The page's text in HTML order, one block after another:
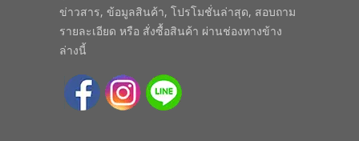
ข่าวสาร, ข้อมูลสินค้า, โปรโมชั่นล่าสุด, สอบถาม
รายละเอียด หรือ สั่งซื้อสินค้า ผ่านช่องทางข้าง
ล่างนี้